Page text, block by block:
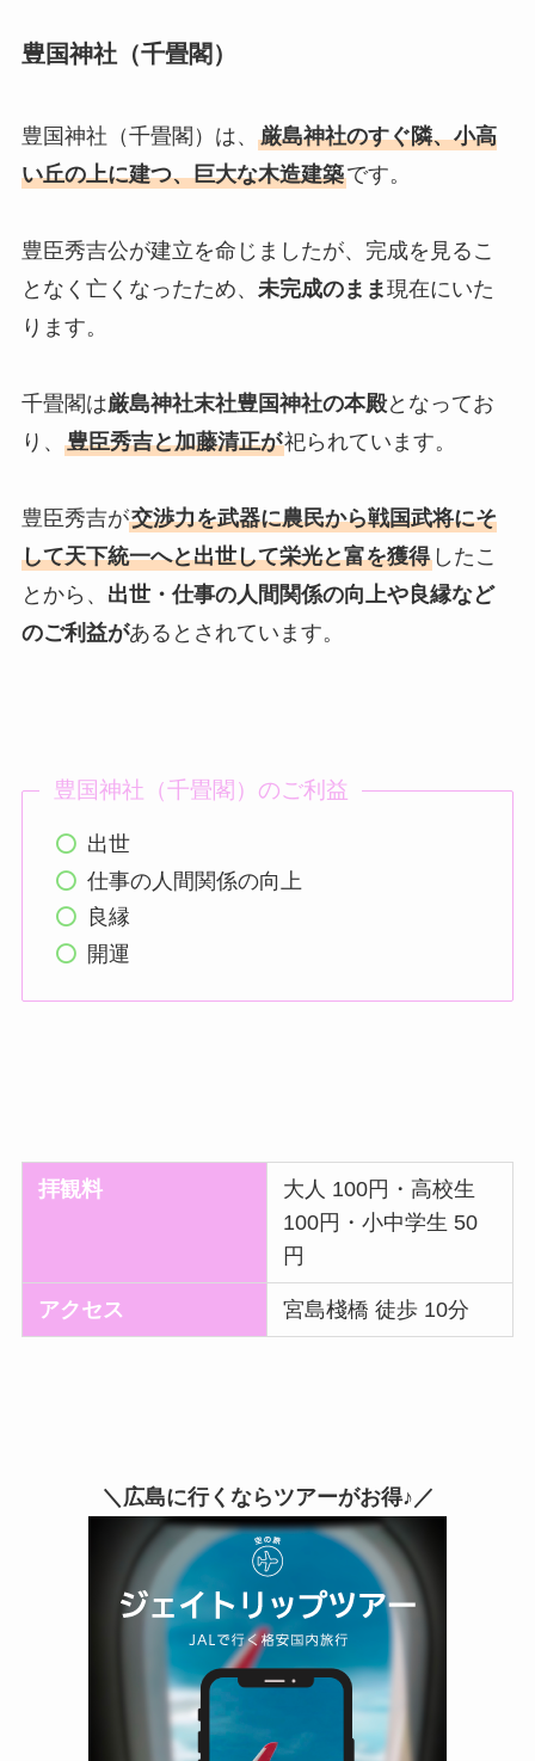
豊国神社（千畳閣）
豊国神社（千畳閣）は、 厳島神社のすぐ隣、小高
い丘の上に建つ、巨大な木造建築です。
豊臣秀吉公が建立を命じましたが、完成を見るこ
となく亡くなったため、 未完成のまま現在にいた
ります。
千畳閣は厳島神社末社豊国神社の本殿となってお
り、 豊臣秀吉と加藤清正が祀られています。
豊臣秀吉が交渉力を武器に農民から戦国武将にそ
して天下統一へと出世して栄光と富を獲得したこ
とから、 出世・仕事の人間関係の向上や良縁など
のご利益があるとされています。
豊国神社（千畳閣）のご利益
出世
仕事の人間関係の向上
良縁
開運
拝観料
大人 100円・高校生
100円・小中学生 50
円
アクセス 宮島棧橋 徒歩 10分
＼広島に行くならツアーがお得♪／